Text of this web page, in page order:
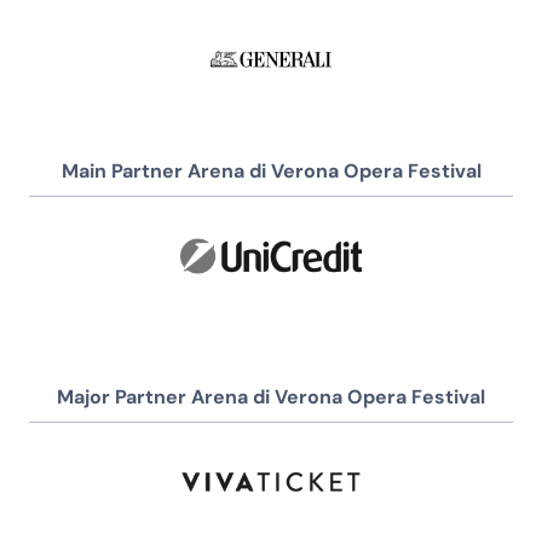
Main Partner Arena di Verona Opera Festival
Major Partner Arena di Verona Opera Festival